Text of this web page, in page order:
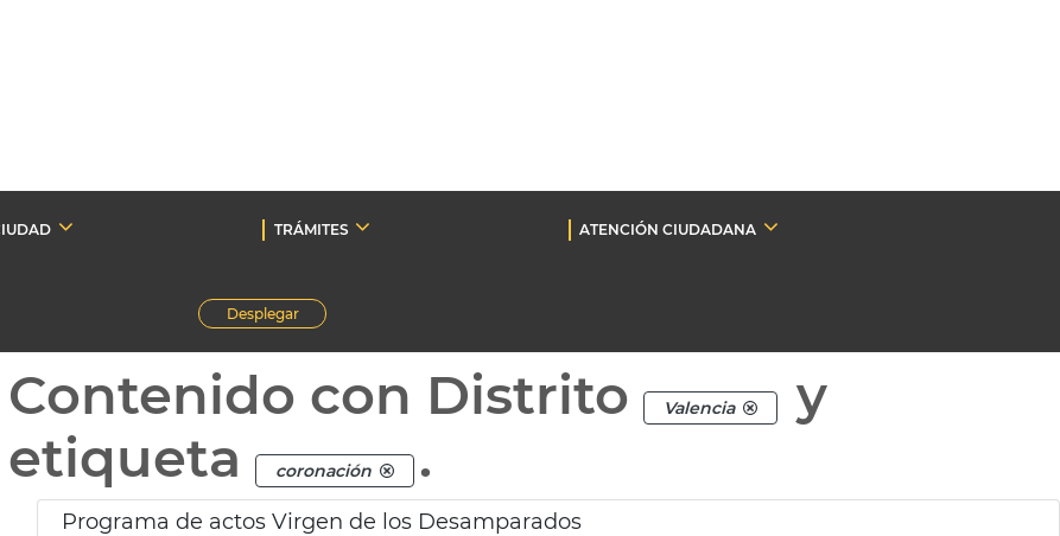
TRÁMITES
ATENCIÓN CIUDADANA
Desplegar
Contenido con Distrito Valencia
y
etiqueta
coronación .
Programa de actos Virgen de los Desamparados